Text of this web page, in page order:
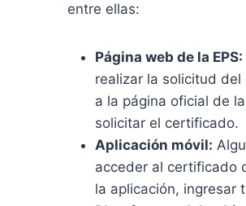
entre ellas:
Página web de la EPS:
realizar la solicitud
a la página oficial de
solicitar el certificado.
Aplicación móvil:
acceder al certificado
la aplicación, ingresar